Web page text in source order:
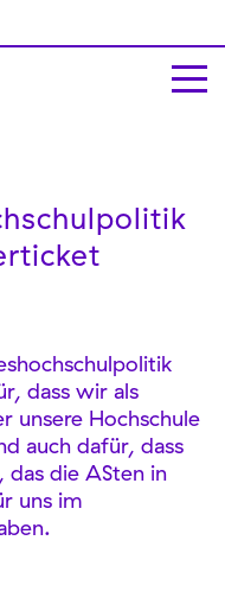
dass wir als
unsere Hochschule
auch dafür, dass
das die ASten in
uns im